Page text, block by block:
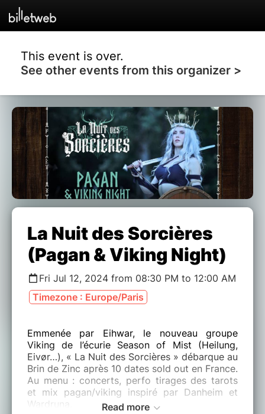
This event is over.
See other events from this organizer >
La Nuit des Sorcières
(Pagan & Viking Night)
Fri Jul 12, 2024 from 08:30 PM to 12:00 AM
Timezone : Europe/Paris
Emmenée par Eihwar, le nouveau groupe
Viking de l’écurie Season of Mist (Heilung,
Eivør…), « La Nuit des Sorcières » débarque au
Brin de Zinc après 10 dates sold out en France.
Au menu : concerts, perfo tirages des tarots
et mix pagan/viking inspiré par Danheim et
Wardruna.
Read more